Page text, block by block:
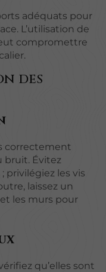
adéquats pour
L’utilisation de
compromettre
des
correctement
bruit. Évitez
privilégiez les vis
laissez un
les murs pour
qu’elles sont